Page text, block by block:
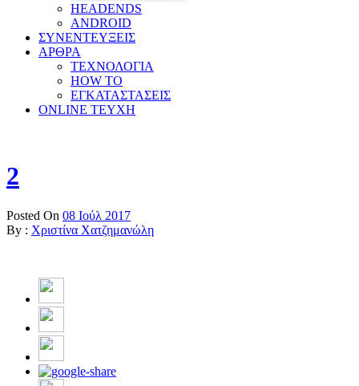
HEADENDS
ANDROID
ΣΥΝΕΝΤΕΥΞΕΙΣ
ΑΡΘΡΑ
ΤΕΧΝΟΛΟΓΙΑ
HOW TO
ΕΓΚΑΤΑΣΤΑΣΕΙΣ
ONLINE TEYXH
2
Posted On 08 Ιούλ 2017
By : Χριστίνα Χατζημανώλη